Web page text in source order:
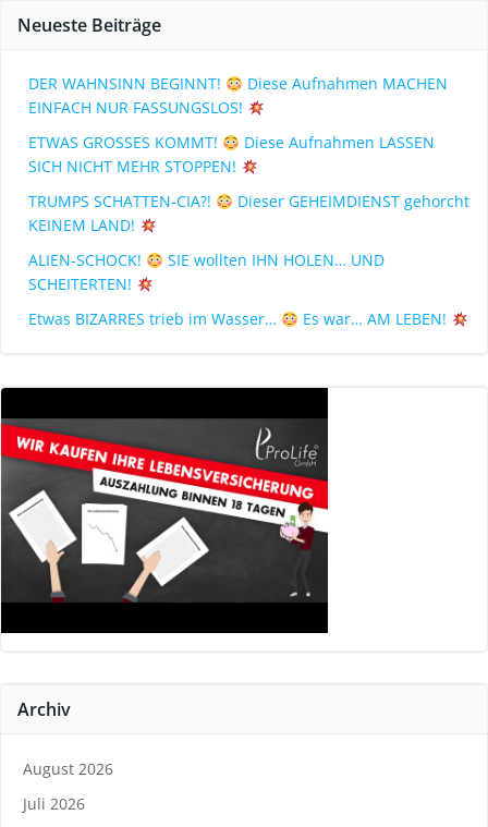
Neueste Beiträge
DER WAHNSINN BEGINNT!
Diese Aufnahmen MACHEN
EINFACH NUR FASSUNGSLOS!
ETWAS GROSSES KOMMT!
Diese Aufnahmen LASSEN
SICH NICHT MEHR STOPPEN!
TRUMPS SCHATTEN-CIA?!
Dieser GEHEIMDIENST gehorcht
KEINEM LAND!
ALIEN-SCHOCK!
SIE wollten IHN HOLEN… UND
SCHEITERTEN!
Etwas BIZARRES trieb im Wasser…
Es war… AM LEBEN!
Archiv
August 2026
Juli 2026